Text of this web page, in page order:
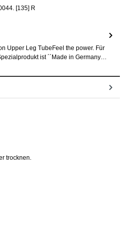
[135] R
Upper Leg TubeFeel the power. Für
ist ´´Made in Germany…
trocknen.